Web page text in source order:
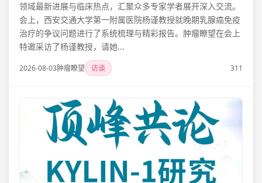
领域最新进展与临床热点，汇聚众多专家学者展开深入交流。
会上，西安交通大学第一附属医院杨谨教授就晚期乳腺癌免疫
治疗的争议问题进行了系统梳理与精彩报告。肿瘤瞭望在会上
特邀采访了杨谨教授，请她...
2026-08-03肿瘤瞭望 访谈 311